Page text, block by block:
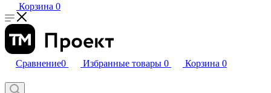
Корзина 0
Сравнение0 Избранные товары 0 Корзина 0